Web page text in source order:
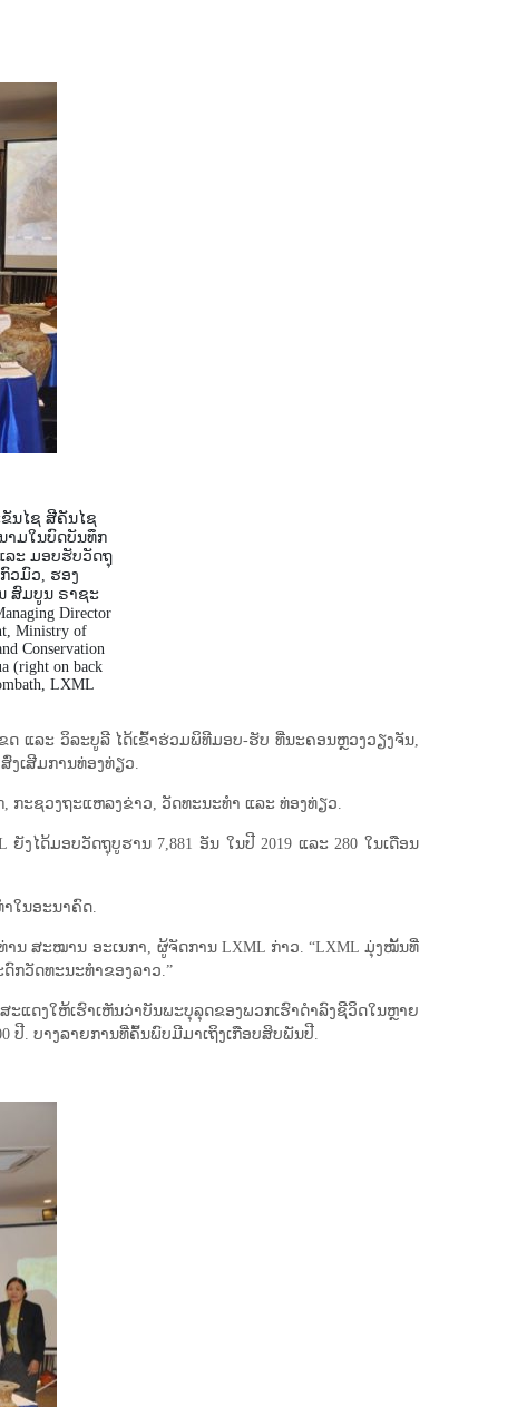
ນໄຊ ສີຄັນໄຊ
າມໃນບົດບັນທຶກ
ລະ ມອບຮັບວັດຖຸ
ວມົວ, ຮອງ
ສົມບູນ ຣາຊະ
Director
Ministry of
Conservation
(right on back
LXML
ແລະ ວິລະບູລີ ໄດ້ເຂົ້າຮ່ວມພິທີມອບ-ຮັບ ທີ່ນະຄອນຫຼວງວຽງຈັນ,
ງເສີມການທ່ອງທ່ຽວ.
ກະຊວງຖະແຫລງຂ່າວ, ວັດທະນະທຳ ແລະ ທ່ອງທ່ຽວ.
ດ້ມອບວັດຖຸບູຮານ 7,881 ອັນ ໃນປີ 2019 ແລະ 280 ໃນເດືອນ
ໃນ​ອະນາຄົດ.
ສະໝານ ອະເນກາ, ຜູ້ຈັດການ LXML ກ່າວ. “LXML ມຸ່ງໝັ້ນທີ່
ກວັດທະນະທຳຂອງລາວ.”
ແດງໃຫ້ເຮົາເຫັນວ່າບັນພະບຸລຸດຂອງພວກເຮົາດຳລົງຊີວິດໃນຫຼາຍ
ປີ. ບາງລາຍການທີ່ຄົ້ນພົບມີມາເຖິງເກືອບສິບພັນປີ.